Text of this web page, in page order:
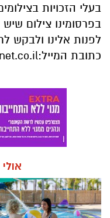
בעלי הזכויות
בפרסומינו צילום
לפנות אלינו ולבקש
כתובת המייל: